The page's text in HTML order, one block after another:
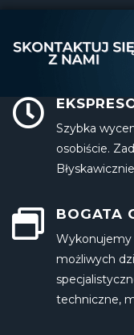
Szybka
osobiście.
BOGATA
Wykonujemy
możliwych
techniczne,